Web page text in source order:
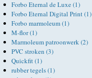
Forbo Eternal de Luxe (1)
Forbo Eternal Digital Print (1)
Forbo marmoleum (1)
M-flor (1)
Marmoleum patroonwerk (2)
PVC stroken (3)
Quickfit (1)
rubber tegels (1)